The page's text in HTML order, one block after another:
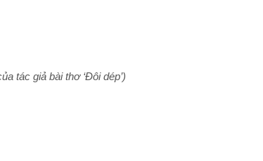
tác giả bài thơ ‘Đôi dép’)